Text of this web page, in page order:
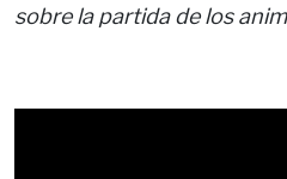
sobre la partida de los